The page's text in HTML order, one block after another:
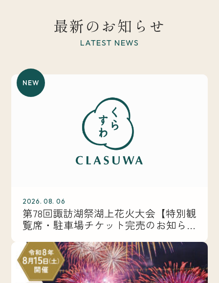
最新のお知らせ
LATEST NEWS
NEW
2026. 08. 06
第78回諏訪湖祭湖上花火大会【特別観
覧席・駐車場チケット完売のお知ら